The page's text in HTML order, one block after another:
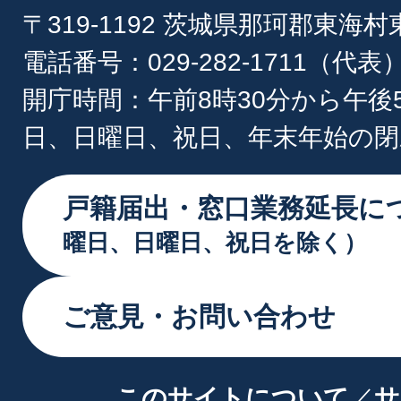
〒319-1192 茨城県那珂郡東海村
電話番号：029-282-1711（代表
開庁時間：午前8時30分から午
日、日曜日、祝日、年末年始の
戸籍届出・窓口業務延長に
曜日、日曜日、祝日を除く）
ご意見・お問い合わせ